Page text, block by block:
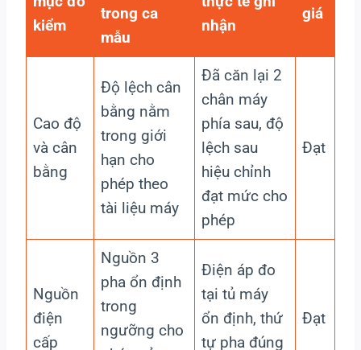
kiểm
trong ca
mẫu
nhận
giá
Cao độ
và cân
bằng
Độ lệch cân
bằng nằm
trong giới
hạn cho
phép theo
tài liệu máy
Đã căn lại 2
chân máy
phía sau, độ
lệch sau
hiệu chỉnh
đạt mức cho
phép
Đạt
Nguồn
điện
cấp
Nguồn 3
pha ổn định
trong
ngưỡng cho
Điện áp đo
tại tủ máy
ổn định, thứ
tự pha đúng
Đạt